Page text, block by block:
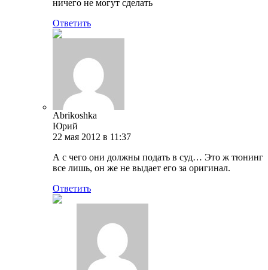
ничего не могут сделать
Ответить
Abrikoshka
Юрий
22 мая 2012 в 11:37
А с чего они должны подать в суд… Это ж тюнинг
все лишь, он же не выдает его за оригинал.
Ответить